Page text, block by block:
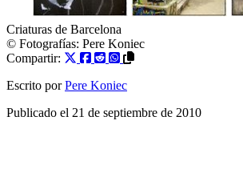
Criaturas de Barcelona
© Fotografías: Pere Koniec
Compartir:
Escrito por Pere Koniec
Publicado el 21 de septiembre de 2010